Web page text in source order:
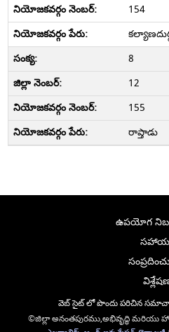
154
8
12
155
రాప్తాడు
ఉపయోగ
వెబ్ సైట్ లో పొందు పరిచిన
©జిల్లా అనంతపురము,అభివృద్ధి మరియు